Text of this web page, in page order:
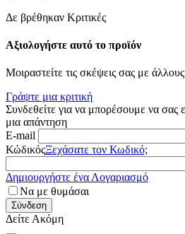
Δε βρέθηκαν Κριτικές
Αξιολογήστε αυτό το προϊόν
Μοιραστείτε τις σκέψεις σας με
Γράψτε μια κριτική
Συνδεθείτε για να μπορέσουμε να σας
μια απάντηση
E-mail
ΚώδικόςΞεχάσατε τον Κωδικό;
Δημιουργήστε ένα Λογαριασμό
Να με θυμάσαι
Σύνδεση
Δείτε Ακόμη